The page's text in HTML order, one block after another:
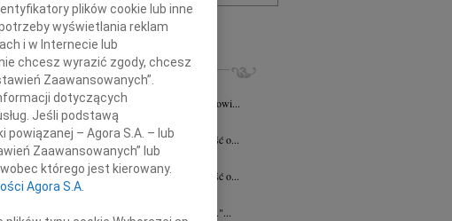
+ szukanie zaawansowane
INNE NEKROLOGI
Bożena Szostakiewicz 20.07.2026
Drogiemu Koledze Panu Notariuszowi Piotrowi...
20.05.2026Kielce
Z głębokim smutkiem przyjęliśmy wiadomość o...
Damian Pełka15.04.2026 Kielce
Z głębokim smutkiem przyjęliśmy wiadomość o...
Emilia Czekaj
"Nie umiera ten, kto trwa w pamięci żywych."...
plików cookie lub inne
wyświetlania reklam
i w Internecie lub
chcesz wyrazić zgody, chcesz
Zaawansowanych”.
dotyczących
Jeśli podstawą
– Agora S.A. – lub
Zaawansowanych” lub
którego jest kierowany.
Agora S.A.